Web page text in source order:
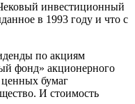
инвестиционный
в 1993 году и что с
по акциям
фонд» акционерного
бумаг
И стоимость